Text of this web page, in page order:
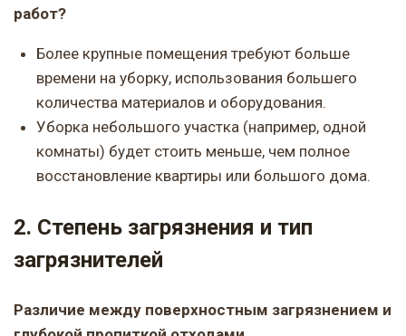
работ?
Более крупные помещения требуют больше
времени на уборку, использования большего
количества материалов и оборудования.
Уборка небольшого участка (например, одной
комнаты) будет стоить меньше, чем полное
восстановление квартиры или большого дома.
2. Степень загрязнения и тип
загрязнителей
Различие между поверхностным загрязнением и